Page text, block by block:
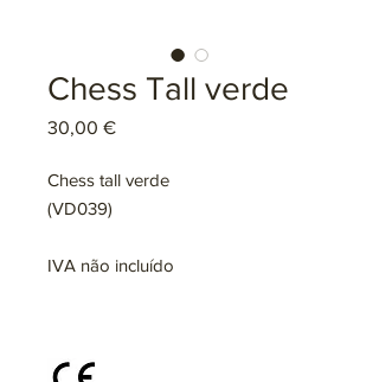
Chess Tall verde
30,00 €Preço
Chess tall verde
(VD039)
IVA não incluído